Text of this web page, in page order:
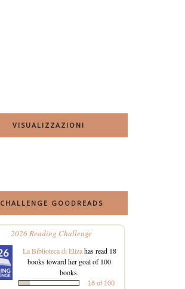
VISUALIZZAZIONI
CHALLENGE GOODREADS
2026 Reading Challenge
La Biblioteca di Elizahas read 18
books toward her goal of 100
books.
18 of 100